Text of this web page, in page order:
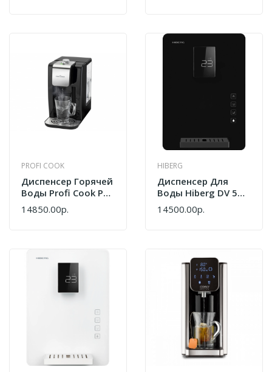
PROFI COOK
Диспенсер Горячей
Воды Profi Cook PC-
HWS 1168
14850.00р.
HIBERG
Диспенсер Для
Воды Hiberg DV 50
GB
14500.00р.